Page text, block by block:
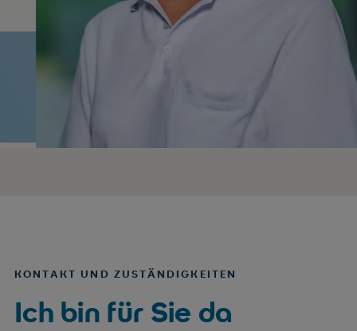
KONTAKT UND ZUSTÄNDIGKEITEN
Ich bin für Sie da